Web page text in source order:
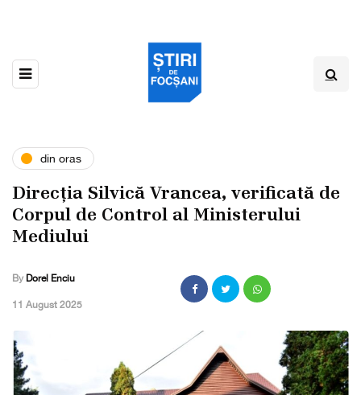
din oras
Direcția Silvică Vrancea, verificată de
Corpul de Control al Ministerului
Mediului
By Dorel Enciu
,11 August 2025